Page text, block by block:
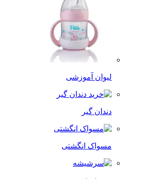
لیوان آموزشی
دندان گیر
مسواک انگشتی